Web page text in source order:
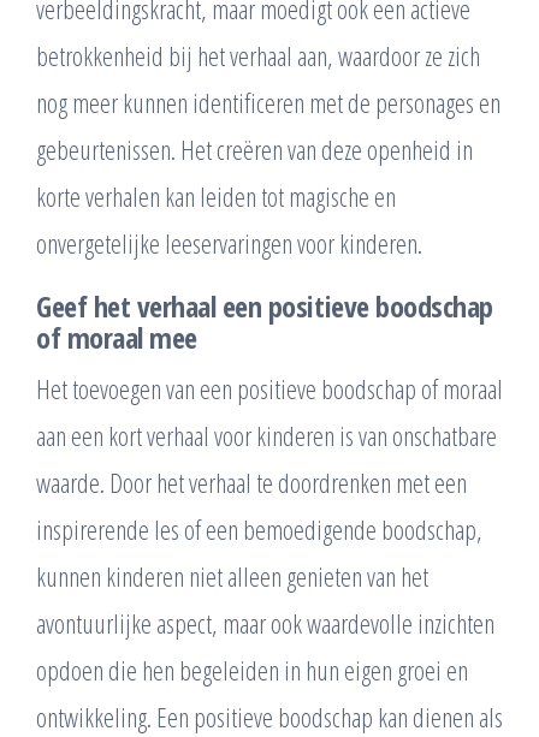
verbeeldingskracht, maar moedigt ook een actieve
betrokkenheid bij het verhaal aan, waardoor ze zich
nog meer kunnen identificeren met de personages en
gebeurtenissen. Het creëren van deze openheid in
korte verhalen kan leiden tot magische en
onvergetelijke leeservaringen voor kinderen.
Geef het verhaal een positieve boodschap
of moraal mee
Het toevoegen van een positieve boodschap of moraal
aan een kort verhaal voor kinderen is van onschatbare
waarde. Door het verhaal te doordrenken met een
inspirerende les of een bemoedigende boodschap,
kunnen kinderen niet alleen genieten van het
avontuurlijke aspect, maar ook waardevolle inzichten
opdoen die hen begeleiden in hun eigen groei en
ontwikkeling. Een positieve boodschap kan dienen als